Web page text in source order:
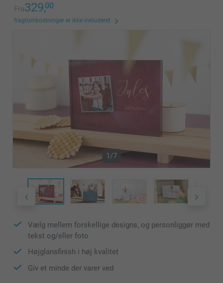
Fra329,00
fragtomkostninger er ikke inkluderet
1/7
Vælg mellem forskellige designs, og personliggør med
tekst og/eller foto
Højglansfinish i høj kvalitet
Giv et minde der varer ved